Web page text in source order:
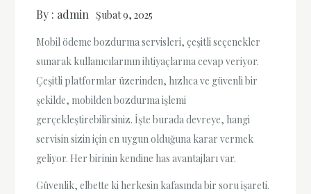
By : admin Şubat 9, 2025
Mobil ödeme bozdurma servisleri, çeşitli seçenekler
sunarak kullanıcılarının ihtiyaçlarına cevap veriyor.
Çeşitli platformlar üzerinden, hızlıca ve güvenli bir
şekilde, mobilden bozdurma işlemi
gerçekleştirebilirsiniz. İşte burada devreye, hangi
servisin sizin için en uygun olduğuna karar vermek
geliyor. Her birinin kendine has avantajları var.
Güvenlik, elbette ki herkesin kafasında bir soru işareti.